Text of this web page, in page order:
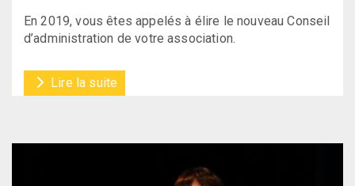
En 2019, vous êtes appelés à élire le nouveau Conseil
d’administration de votre association.
Lire la suite